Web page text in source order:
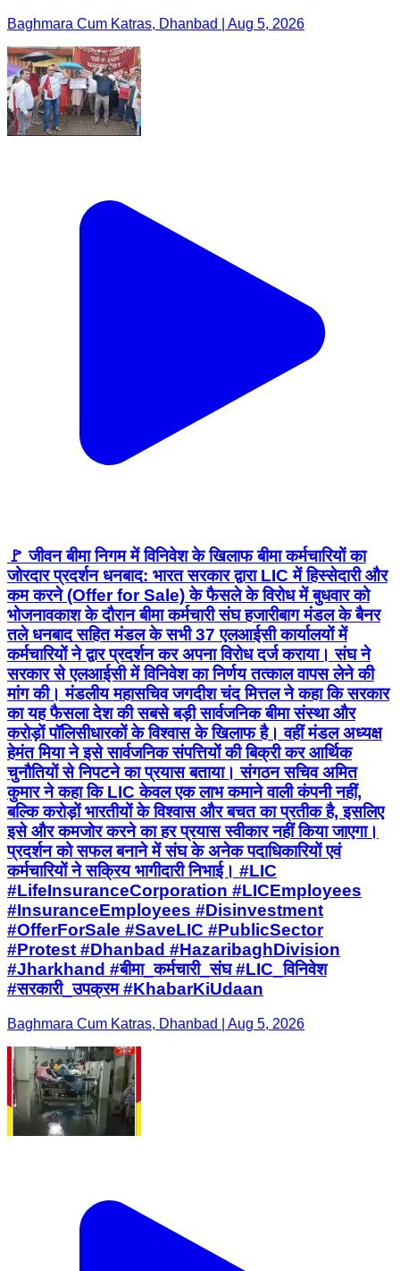
Baghmara Cum Katras, Dhanbad | Aug 5, 2026
🚩 जीवन बीमा निगम में विनिवेश के खिलाफ बीमा कर्मचारियों का
जोरदार प्रदर्शन धनबाद: भारत सरकार द्वारा LIC में हिस्सेदारी और
कम करने (Offer for Sale) के फैसले के विरोध में बुधवार को
भोजनावकाश के दौरान बीमा कर्मचारी संघ हजारीबाग मंडल के बैनर
तले धनबाद सहित मंडल के सभी 37 एलआईसी कार्यालयों में
कर्मचारियों ने द्वार प्रदर्शन कर अपना विरोध दर्ज कराया। संघ ने
सरकार से एलआईसी में विनिवेश का निर्णय तत्काल वापस लेने की
मांग की। मंडलीय महासचिव जगदीश चंद मित्तल ने कहा कि सरकार
का यह फैसला देश की सबसे बड़ी सार्वजनिक बीमा संस्था और
करोड़ों पॉलिसीधारकों के विश्वास के खिलाफ है। वहीं मंडल अध्यक्ष
हेमंत मिया ने इसे सार्वजनिक संपत्तियों की बिक्री कर आर्थिक
चुनौतियों से निपटने का प्रयास बताया। संगठन सचिव अमित
कुमार ने कहा कि LIC केवल एक लाभ कमाने वाली कंपनी नहीं,
बल्कि करोड़ों भारतीयों के विश्वास और बचत का प्रतीक है, इसलिए
इसे और कमजोर करने का हर प्रयास स्वीकार नहीं किया जाएगा।
प्रदर्शन को सफल बनाने में संघ के अनेक पदाधिकारियों एवं
कर्मचारियों ने सक्रिय भागीदारी निभाई। #LIC
#LifeInsuranceCorporation #LICEmployees
#InsuranceEmployees #Disinvestment
#OfferForSale #SaveLIC #PublicSector
#Protest #Dhanbad #HazaribaghDivision
#Jharkhand #बीमा_कर्मचारी_संघ #LIC_विनिवेश
#सरकारी_उपक्रम #KhabarKiUdaan
Baghmara Cum Katras, Dhanbad | Aug 5, 2026